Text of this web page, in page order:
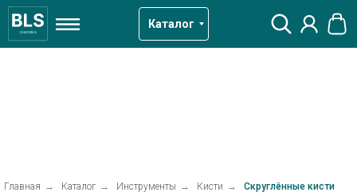
Каталог
Главная → Каталог → Инструменты → Кисти → Скруглённые кисти